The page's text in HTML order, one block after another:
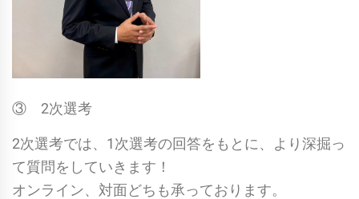
③ 2次選考
2次選考では、1次選考の回答をもとに、より深掘っ
て質問をしていきます！
オンライン、対面どちも承っております。